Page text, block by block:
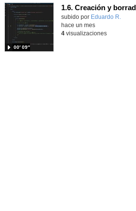
Contenido educativo.
subido por Eduardo R.
00′ 09″
hace un mes
4visualizaciones